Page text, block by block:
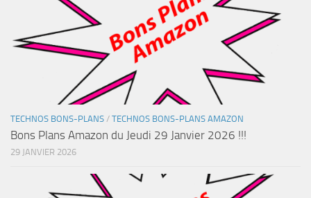
TECHNOS BONS-PLANS / TECHNOS BONS-PLANS AMAZON
Bons Plans Amazon du Jeudi 29 Janvier 2026 !!!
29 JANVIER 2026